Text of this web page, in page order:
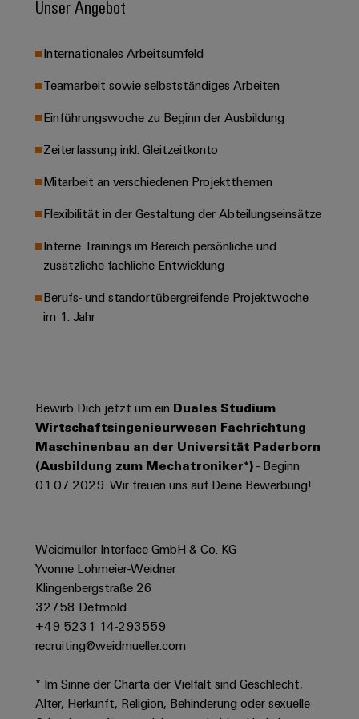
Schaltschrankbau
Moderne
digitale
für
Mobilitat
Bahnverkehr
Schiffbau
Verbindungslösungen
für
maritime
für
die
Wasser-
und
Abwasserindustrie
Schlüsseltechnologie
für
die
Energiewende
Windenergie
Effizienter
von
Leiterplattensteckverbinder
Leiterplattenklemmen
PCB
Services
Original
Equipment
(OEM)
AI
Remote
&
Cloud-
Service
Platform
Werkstatt
&
Automaten
Software
Markierer
Cabinet
Infrastructure
Assemblierungsservice
Bestückte
Klemmenleisten
Distribution
Unser Angebot
Internationales Arbeitsumfeld
Teamarbeit sowie selbstständiges Arbeiten
Einführungswoche zu Beginn der Ausbildung
Zeiterfassung inkl. Gleitzeitkonto
Mitarbeit an verschiedenen Projektthemen
Flexibilität in der Gestaltung der Abteilungseinsätze
Interne Trainings im Bereich persönliche und
zusätzliche fachliche Entwicklung
Berufs- und standortübergreifende Projektwoche
im 1. Jahr
Bewirb Dich jetzt um ein Duales Studium
Wirtschaftsingenieurwesen Fachrichtung
Maschinenbau an der Universität Paderborn
(Ausbildung zum Mechatroniker*) - Beginn
01.07.2029. Wir freuen uns auf Deine Bewerbung!
Weidmüller Interface GmbH & Co. KG
Yvonne Lohmeier-Weidner
Klingenbergstraße 26
32758 Detmold
+49 5231 14-293559
recruiting@weidmueller.com
* Im Sinne der Charta der Vielfalt sind Geschlecht,
Alter, Herkunft, Religion, Behinderung oder sexuelle